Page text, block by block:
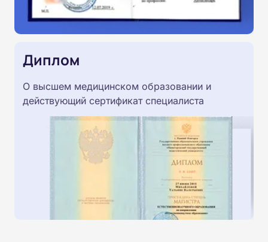
Диплом
О высшем медицинском образовании и
действующий сертификат специалиста